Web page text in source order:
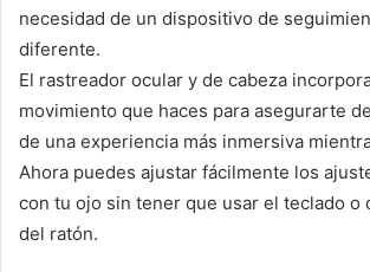
necesidad de un dispositivo de
diferente.
El rastreador ocular y de cabeza
movimiento que haces para asegurarte
de una experiencia más inmersiva
Ahora puedes ajustar fácilmente los
con tu ojo sin tener que usar el teclado o
del ratón.